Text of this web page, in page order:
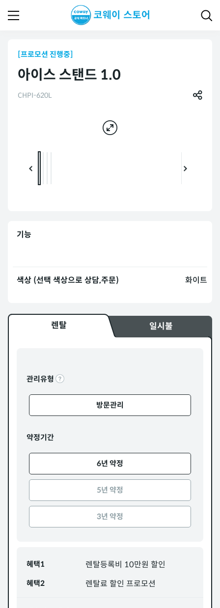
[프로모션 진행중]
아이스 스탠드 1.0
CHPI-620L
기능
색상 (선택 색상으로 상담,주문) 화이트
렌탈 일시불
관리유형
방문관리
약정기간
6년 약정
5년 약정
3년 약정
혜택1 렌탈등록비 10만원 할인
혜택2 렌탈료 할인 프로모션